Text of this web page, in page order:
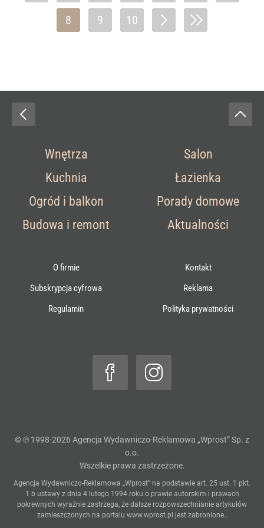
8 9 10
Wnętrza
Salon
Kuchnia
Łazienka
Ogród i balkon
Porady domowe
Budowa i remont
Aktualności
O firmie
Kontakt
Subskrypcja cyfrowa
Reklama
Regulamin
Polityka prywatności
© ℗ 1998-2026 Agencja Wydawniczo-Reklamowa „Wprost” Sp. z
o.o.
Wszelkie prawa zastrzeżone.
Agencja Wydawniczo-Reklamowa „Wprost” na podstawie art. 25 ust. 1 pkt.
1 b ustawy z dnia 4 lutego 1994 roku o prawie autorskim i prawach
pokrewnych wyraźnie zastrzega, że dalsze rozpowszechnianie artykułów
zamieszczonych na portalu www.wprost.pl jest zabronione..